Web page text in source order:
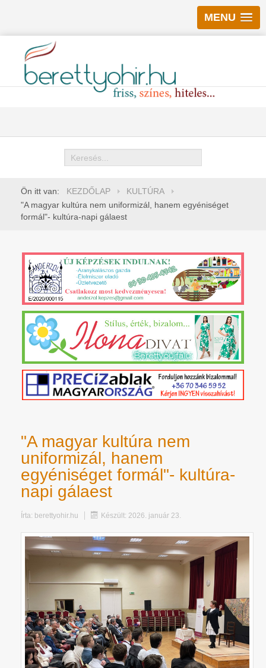
MENU
Keresés
Ön itt van: KEZDŐLAP
KULTÚRA
"A magyar kultúra nem uniformizál, hanem egyéniséget
formál"- kultúra-napi gálaest
"A magyar kultúra nem
uniformizál, hanem
egyéniséget formál"- kultúra-
napi gálaest
Írta: berettyohir.hu Készült: 2026. január 23.